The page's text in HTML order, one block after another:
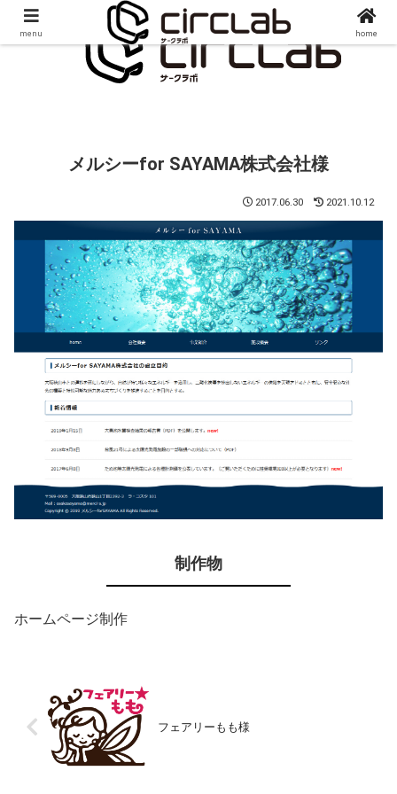
メルシーfor SAYAMA株式会社様
2017.06.30 2021.10.12
制作物
ホームページ制作
フェアリーもも様
menu home